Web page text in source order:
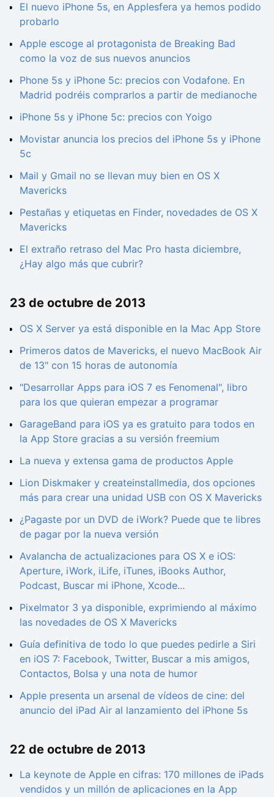
El nuevo iPhone 5s, en Applesfera ya hemos podido
probarlo
Apple escoge al protagonista de Breaking Bad
como la voz de sus nuevos anuncios
Phone 5s y iPhone 5c: precios con Vodafone. En
Madrid podréis comprarlos a partir de medianoche
iPhone 5s y iPhone 5c: precios con Yoigo
Movistar anuncia los precios del iPhone 5s y iPhone
5c
Mail y Gmail no se llevan muy bien en OS X
Mavericks
Pestañas y etiquetas en Finder, novedades de OS X
Mavericks
El extraño retraso del Mac Pro hasta diciembre,
¿Hay algo más que cubrir?
23 de octubre de 2013
OS X Server ya está disponible en la Mac App Store
Primeros datos de Mavericks, el nuevo MacBook Air
de 13" con 15 horas de autonomía
"Desarrollar Apps para iOS 7 es Fenomenal", libro
para los que quieran empezar a programar
GarageBand para iOS ya es gratuito para todos en
la App Store gracias a su versión freemium
La nueva y extensa gama de productos Apple
Lion Diskmaker y createinstallmedia, dos opciones
más para crear una unidad USB con OS X Mavericks
¿Pagaste por un DVD de iWork? Puede que te libres
de pagar por la nueva versión
Avalancha de actualizaciones para OS X e iOS:
Aperture, iWork, iLife, iTunes, iBooks Author,
Podcast, Buscar mi iPhone, Xcode...
Pixelmator 3 ya disponible, exprimiendo al máximo
las novedades de OS X Mavericks
Guía definitiva de todo lo que puedes pedirle a Siri
en iOS 7: Facebook, Twitter, Buscar a mis amigos,
Contactos, Bolsa y una nota de humor
Apple presenta un arsenal de vídeos de cine: del
anuncio del iPad Air al lanzamiento del iPhone 5s
22 de octubre de 2013
La keynote de Apple en cifras: 170 millones de iPads
vendidos y un millón de aplicaciones en la App